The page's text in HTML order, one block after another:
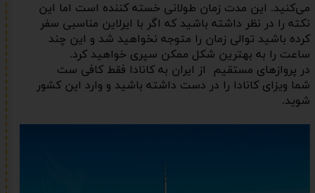
می‌کنید. این مدت زمان طولانی خسته کننده است اما این
نکته را در نظر داشته باشید که اگر با ایرلاین مناسبی سفر
کرده باشید توالی زمان را متوجه نخواهید شد و این چند
ساعت را به بهترین شکل ممکن سپری خواهید کرد.
در پروازهای مستقیم از ایران به کانادا فقط کافی ست
شما ویزای کانادا را در دست داشته باشید و وارد این کشور
شوید.